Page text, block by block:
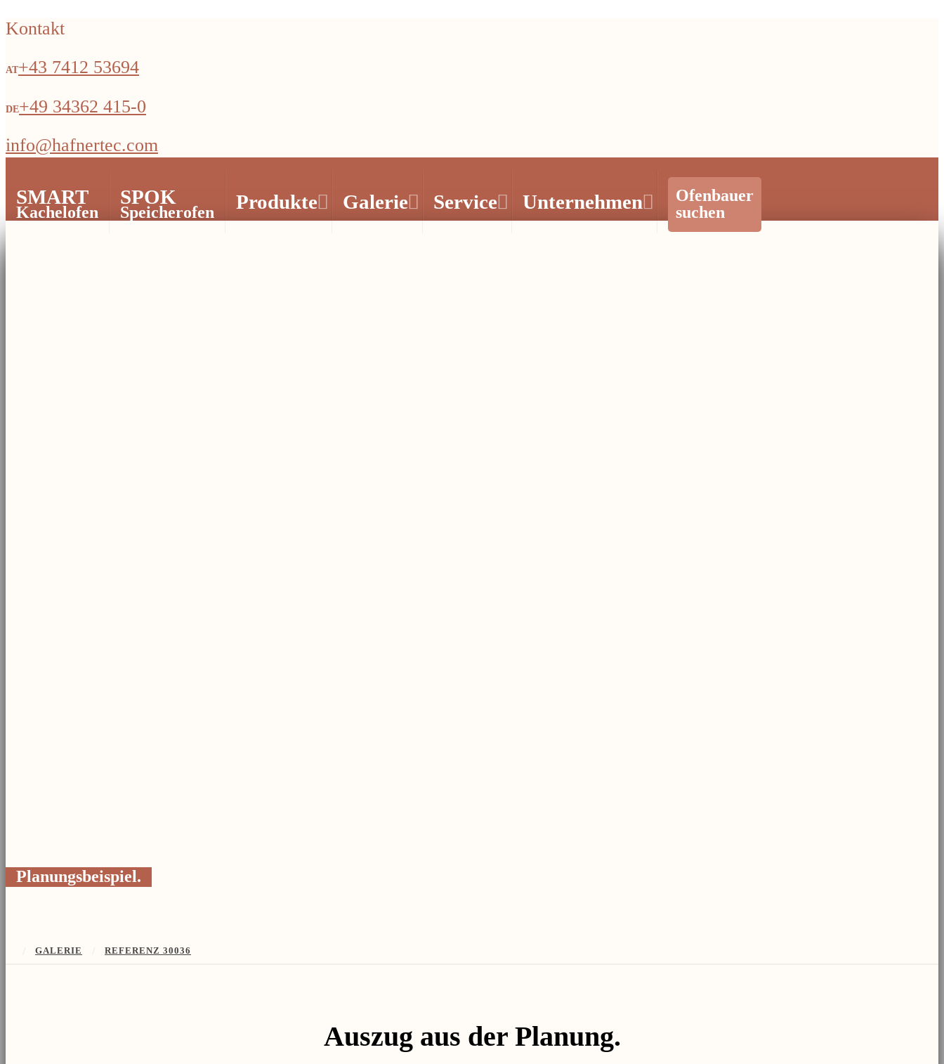
Kontakt
+43 7412 53694
+49 34362 415-0
info@hafnertec.com
SMART
Kachelofen
SPOK
Speicherofen Produkte Galerie Service Unternehmen
Ofenbauer
suchen
Planungsbeispiel.
GALERIE REFERENZ 30036
Auszug aus der Planung.